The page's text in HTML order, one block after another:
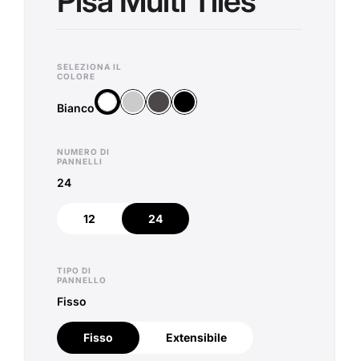
SELEZIONA IL
COLORE
Bianco
BiancoArgentoAntraciteNero
NUMERO DI
PANNELLI
24
12 24
24
TIPO DI
PANNELLO
Fisso
Fisso
Fisso
Extensibile